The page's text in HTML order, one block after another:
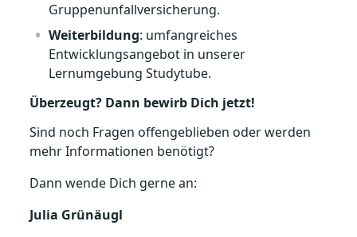
Gruppenunfallversicherung.
Weiterbildung: umfangreiches
Entwicklungsangebot in unserer
Lernumgebung Studytube.
Überzeugt? Dann bewirb Dich jetzt!
Sind noch Fragen offengeblieben oder werden
mehr Informationen benötigt?
Dann wende Dich gerne an:
Julia Grünäugl